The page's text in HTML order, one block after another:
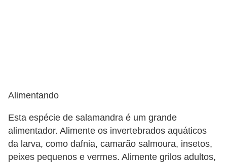
Alimentando
Esta espécie de salamandra é um grande
alimentador. Alimente os invertebrados aquáticos
da larva, como dafnia, camarão salmoura, insetos,
peixes pequenos e vermes. Alimente grilos adultos,
r
a
a
n